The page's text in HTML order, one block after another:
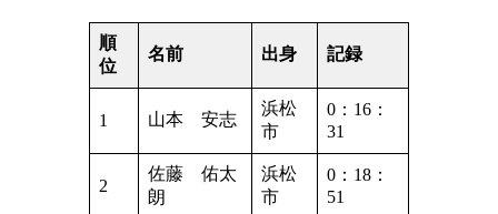
順
位
名前 出身 記録
1 山本 安志
浜松
市
0：16：
31
2
佐藤 佑太
朗
浜松
市
0：18：
51